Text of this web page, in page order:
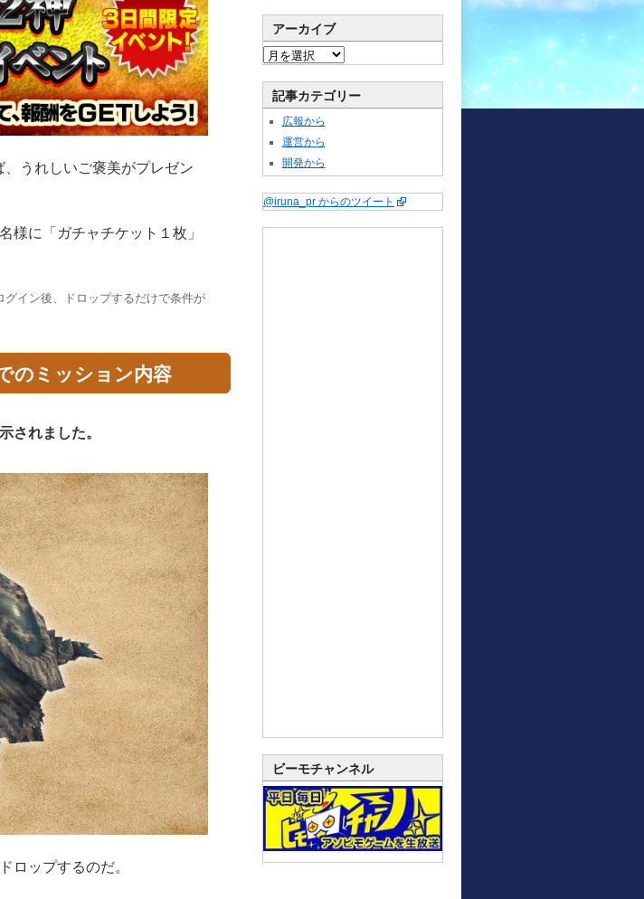
うれしいご褒美がプレゼン
様に「ガチャチケット１枚」
イン後、ドロップするだけで条件が
のミッション内容
されました。
ロップするのだ。
アーカイブ
記事カテゴリー
広報から
運営から
開発から
@iruna_pr からのツイート
ビーモチャンネル